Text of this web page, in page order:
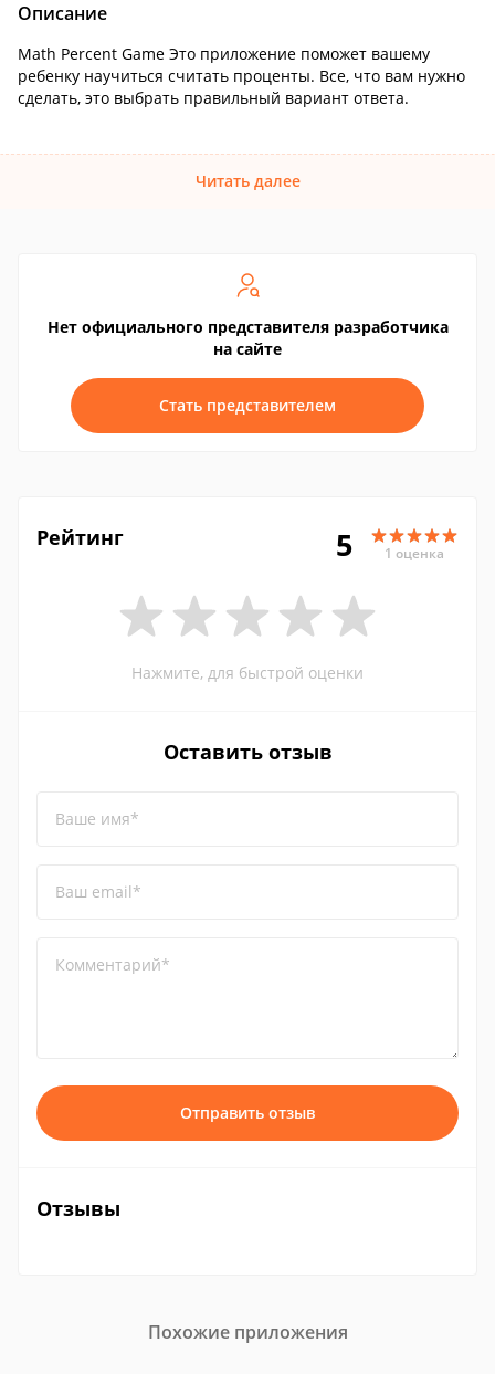
Описание
Math Percent Game Это приложение поможет вашему
ребенку научиться считать проценты. Все, что вам нужно
сделать, это выбрать правильный вариант ответа.
Читать далее
Нет официального представителя разработчика
на сайте
Стать представителем
Рейтинг 5 1 оценка
Нажмите, для быстрой оценки
Оставить отзыв
Ваше имя*
Ваш email*
Комментарий*
Отправить отзыв
Отзывы
Похожие приложения